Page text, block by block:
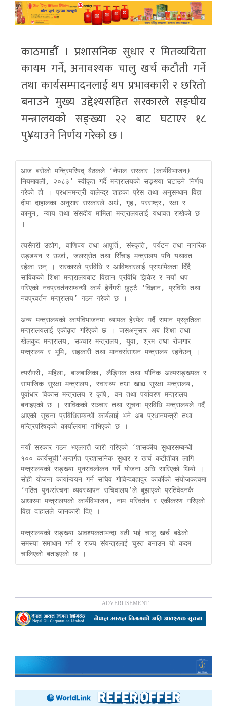
काठमाडौँ । प्रशासनिक सुधार र मितव्ययिता
कायम गर्ने, अनावश्यक चालु खर्च कटौती गर्ने
तथा कार्यसम्पादनलाई थप प्रभावकारी र छरितो
बनाउने मुख्य उद्देश्यसहित सरकारले सङ्घीय
मन्त्रालयको सङ्ख्या २२ बाट घटाएर १८
पु¥याउने निर्णय गरेको छ ।
आज बसेको मन्त्रिपरिषद् बैठकले ‘नेपाल सरकार (कार्यविभाजन)
नियमावली, २०८३’ स्वीकृत गर्दै मन्त्रालयको सङ्ख्या घटाउने निर्णय
गरेको हो । प्रधानमन्त्री वालेन्द्र शाहका प्रेस तथा अनुसन्धान विज्ञ
दीपा दाहालका अनुसार सरकारले अर्थ, गृह, परराष्ट्र, रक्षा र
कानुन, न्याय तथा संसदीय मामिला मन्त्रालयलाई यथावत राखेको छ
।
त्यसैगरी उद्योग, वाणिज्य तथा आपूर्ति, संस्कृति, पर्यटन तथा नागरिक
उड्डयन र ऊर्जा, जलस्रोत तथा सिँचाइ मन्त्रालय पनि यथावत
रहेका छन् । सरकारले प्रविधि र आविष्कारलाई प्राथमिकता दिँदै
साविकको शिक्षा मन्त्रालयबाट विज्ञान–प्रविधि झिकेर र नयाँ थप
गरिएको नवप्रवर्तनसम्बन्धी कार्य हेर्नेगरी छुट्टै ‘विज्ञान, प्रविधि तथा
नवप्रवर्तन मन्त्रालय’ गठन गरेको छ ।
अन्य मन्त्रालयको कार्यविभाजनमा व्यापक हेरफेर गर्दै समान प्रकृतिका
मन्त्रालयलाई एकीकृत गरिएको छ । जसअनुसार अब शिक्षा तथा
खेलकुद मन्त्रालय, सञ्चार मन्त्रालय, युवा, श्रम तथा रोजगार
मन्त्रालय र भूमि, सहकारी तथा मानवसंसाधन मन्त्रालय रहनेछन् ।
त्यसैगरी, महिला, बालबालिका, लैङ्गिक तथा यौनिक अल्पसङ्ख्यक र
सामाजिक सुरक्षा मन्त्रालय, स्वास्थ्य तथा खाद्य सुरक्षा मन्त्रालय,
पूर्वाधार विकास मन्त्रालय र कृषि, वन तथा पर्यावरण मन्त्रालय
बनाइएको छ । साविकको सञ्चार तथा सूचना प्रविधि मन्त्रालयले गर्दै
आएको सूचना प्रविधिसम्बन्धी कार्यलाई भने अब प्रधानमन्त्री तथा
मन्त्रिपरिषद्को कार्यालयमा गाभिएको छ ।
नयाँ सरकार गठन भएलगत्तै जारी गरिएको ‘शासकीय सुधारसम्बन्धी
१०० कार्यसूची’अन्तर्गत प्रशासनिक सुधार र खर्च कटौतीका लागि
मन्त्रालयको सङ्ख्या पुनरावलोकन गर्ने योजना अघि सारिएको थियो ।
सोही योजना कार्यान्वयन गर्न सचिव गोविन्दबहादुर कार्कीको संयोजकत्वमा
‘गठित पुनःसंरचना व्यवस्थापन सचिवालय’ले बुझाएको प्रतिवेदनकै
आधारमा मन्त्रालयको कार्यविभाजन, नाम परिवर्तन र एकीकरण गरिएको
विज्ञ दाहालले जानकारी दिए ।
मन्त्रालयको सङ्ख्या आवश्यकताभन्दा बढी भई चालु खर्च बढेको
समस्या समाधान गर्न र राज्य संयन्त्रलाई चुस्त बनाउन यो कदम
चालिएको बताइएको छ ।